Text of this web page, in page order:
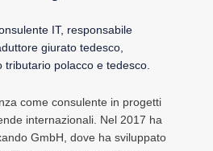
IT, responsabile
giurato tedesco,
tributario polacco e tedesco.
come consulente in progetti
internazionali. Nel 2017 ha
GmbH, dove ha sviluppato